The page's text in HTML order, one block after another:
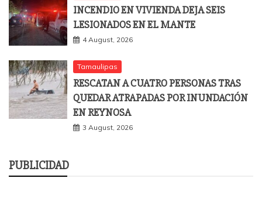
INCENDIO EN VIVIENDA DEJA SEIS
LESIONADOS EN EL MANTE
4 August, 2026
Tamaulipas
RESCATAN A CUATRO PERSONAS TRAS
QUEDAR ATRAPADAS POR INUNDACIÓN
EN REYNOSA
3 August, 2026
PUBLICIDAD